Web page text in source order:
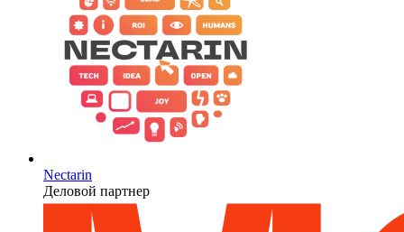
Nectarin
Деловой партнер